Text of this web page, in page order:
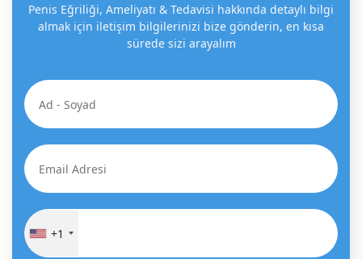
Penis Eğriliği, Ameliyatı & Tedavisi hakkında detaylı bilgi
almak için iletişim bilgilerinizi bize gönderin, en kısa
sürede sizi arayalım
+1